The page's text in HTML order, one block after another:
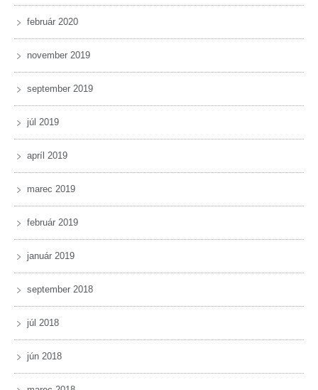
február 2020
november 2019
september 2019
júl 2019
apríl 2019
marec 2019
február 2019
január 2019
september 2018
júl 2018
jún 2018